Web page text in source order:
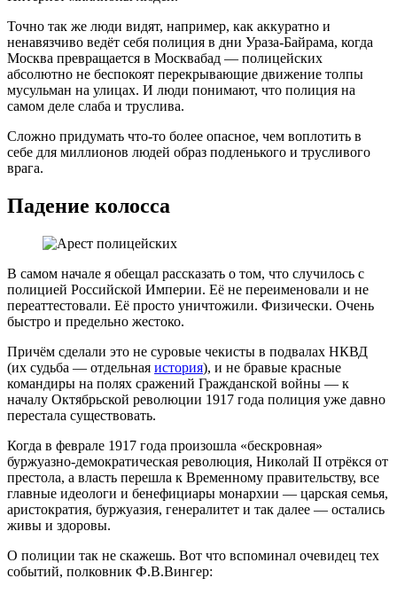
Точно так же люди видят, например, как аккуратно и
ненавязчиво ведёт себя полиция в дни Ураза-Байрама, когда
Москва превращается в Москвабад — полицейских
абсолютно не беспокоят перекрывающие движение толпы
мусульман на улицах. И люди понимают, что полиция на
самом деле слаба и труслива.
Сложно придумать что-то более опасное, чем воплотить в
себе для миллионов людей образ подленького и трусливого
врага.
Падение колосса
В самом начале я обещал рассказать о том, что случилось с
полицией Российской Империи. Её не переименовали и не
переаттестовали. Её просто уничтожили. Физически. Очень
быстро и предельно жестоко.
Причём сделали это не суровые чекисты в подвалах НКВД
(их судьба — отдельная история), и не бравые красные
командиры на полях сражений Гражданской войны — к
началу Октябрьской революции 1917 года полиция уже давно
перестала существовать.
Когда в феврале 1917 года произошла «бескровная»
буржуазно-демократическая революция, Николай II отрёкся от
престола, а власть перешла к Временному правительству, все
главные идеологи и бенефициары монархии — царская семья,
аристократия, буржуазия, генералитет и так далее — остались
живы и здоровы.
О полиции так не скажешь. Вот что вспоминал очевидец тех
событий, полковник Ф.В.Вингер: